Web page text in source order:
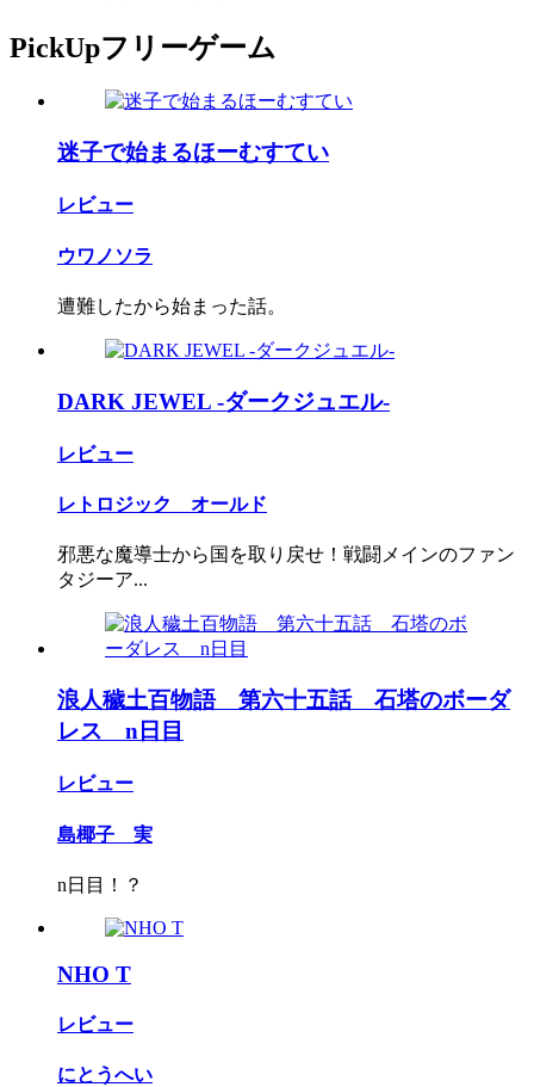
PickUpフリーゲーム
迷子で始まるほーむすてい
レビュー
ウワノソラ
遭難したから始まった話。
DARK JEWEL -ダークジュエル-
レビュー
レトロジック オールド
邪悪な魔導士から国を取り戻せ！戦闘メインのファン
タジーア...
浪人穢土百物語 第六十五話 石塔のボーダ
レス n日目
レビュー
島椰子 実
n日目！？
NHO T
レビュー
にとうへい